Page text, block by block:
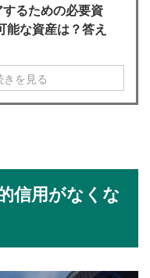
するための必要資
能な資産は？答え
きを見る
信用がなくな